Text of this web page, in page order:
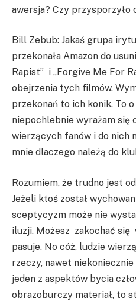
awersja? Czy przysporzyło
Bill Zebub: Jakaś grupa
przekonała Amazon do
Rapist” i „Forgive Me For
obejrzenia tych filmów.
przekonań to ich konik. To
niepochlebnie wyrażam się
wierzących fanów i do nich
mnie dlaczego należą do
Rozumiem, że trudno jest
Jeżeli ktoś został
sceptycyzm może nie
iluzji. Możesz zakochać się
pasuje. No cóż, ludzie
rzeczy, nawet
jeden z aspektów bycia
obrazoburczy materiał, to